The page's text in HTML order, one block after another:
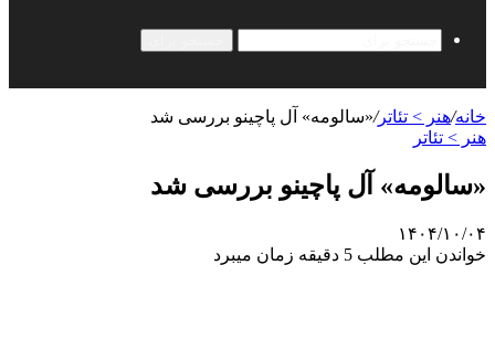
خانه/هنر > تئاتر/«سالومه» آل پاچینو بررسی شد
هنر > تئاتر
«سالومه» آل پاچینو بررسی شد
۱۴۰۴/۱۰/۰۴
خواندن این مطلب 5 دقیقه زمان میبرد